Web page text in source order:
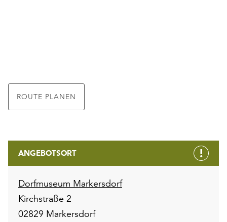
ROUTE PLANEN
ANGEBOTSORT
Dorfmuseum Markersdorf
Kirchstraße 2
02829 Markersdorf